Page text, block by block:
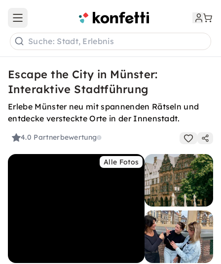
Open main menu
Suche: Stadt, Erlebnis
Escape the City in Münster:
Interaktive Stadtführung
Erlebe Münster neu mit spannenden Rätseln und
entdecke versteckte Orte in der Innenstadt.
4.0 Partnerbewertung
Alle Fotos